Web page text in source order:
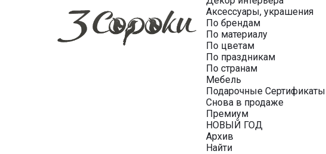
Аксессуары, украшения
По брендам
По материалу
По цветам
По праздникам
По странам
Мебель
Подарочные Сертификаты
Снова в продаже
Премиум
НОВЫЙ ГОД
Архив
Найти